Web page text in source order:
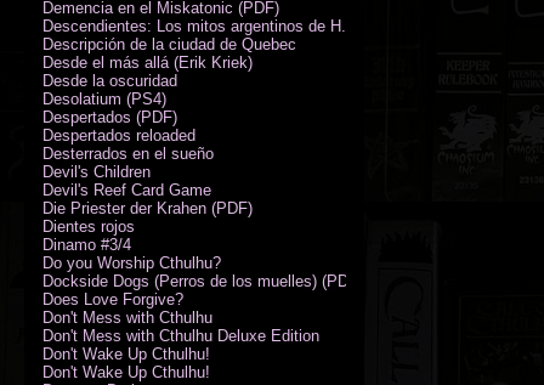
Demencia en el Miskatonic (PDF)
Descendientes: Los mitos argentinos de H.P. Lovecraft
Descripción de la ciudad de Quebec
Desde el más allá (Erik Kriek)
Desde la oscuridad
Desolatium (PS4)
Despertados (PDF)
Despertados reloaded
Desterrados en el sueño
Devil's Children
Devil's Reef Card Game
Die Priester der Krahen (PDF)
Dientes rojos
Dinamo #3/4
Do you Worship Cthulhu?
Dockside Dogs (Perros de los muelles) (PDF)
Does Love Forgive?
Don't Mess with Cthulhu
Don't Mess with Cthulhu Deluxe Edition
Don't Wake Up Cthulhu!
Don't Wake Up Cthulhu!